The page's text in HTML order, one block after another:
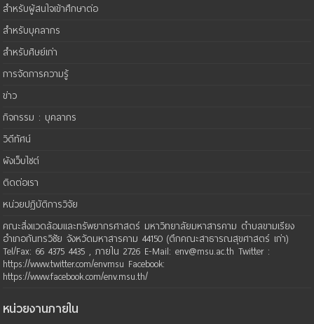
สำหรับผู้สนใจเข้าศึกษาต่อ
สำหรับบุคลากร
สำหรับศิษย์เก่า
การจัดการความรู้
ข่าว
กิจกรรม : บุคลากร
วิดีทัศน์
ผังเว็บไซต์
ติดต่อเรา
หน่วยปฏิบัติการวิจัย
คณะสิ่งแวดล้อมและทรัพยากรศาสตร์ มหาวิทยาลัยมหาสารคาม ตำบลขามเรียง
อำเภอกันทรวิชัย จังหวัดมหาสารคาม 44150 (ตึกคณะสาธารณสุขศาสตร์ เก่า)
Tel/Fax: 66 4375 4435 , ภายใน 2726 E-Mail: env@msu.ac.th Twitter :
https://www.twitter.com/envmsu Facebook:
https://www.facebook.com/env.msu.th/
หน่วยงานภายใน